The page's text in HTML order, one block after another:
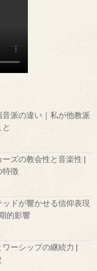
派の違い｜私が他教派
ズの教会性と音楽性 |
特徴
ドが響かせる信仰表現
的影響
ーシップの継続力 |